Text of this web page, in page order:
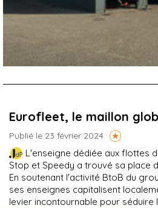
Eurofleet, le maillon
Publié le 23 février 2024
L'enseigne dédiée aux flottes
Stop et Speedy a trouvé sa place
En soutenant l'activité BtoB du
ses enseignes capitalisent
levier incontournable pour séduire